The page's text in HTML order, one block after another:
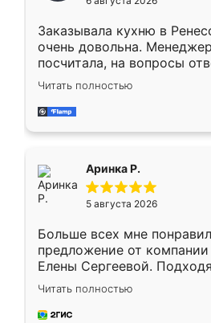
мебели буду заказывать
Заказывала кухню в
очень довольна.
посчитала, на вопросы
Замерщик приехал в
делу со всей
за день, ребята работали
Читать полностью
Аринка Р.
5 августа 2026
Больше всех мне
предложение от компании
Елены Сергеевой.
короткие сроки
для замера сотрудник
предложил по моему
Читать полностью